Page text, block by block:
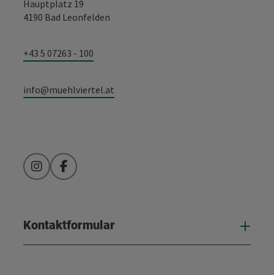
Hauptplatz 19
4190 Bad Leonfelden
+43 5 07263 - 100
info@muehlviertel.at
InstagramFacebook
Kontaktformular